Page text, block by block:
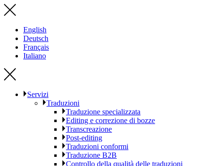
English
Deutsch
Français
Italiano
Servizi
Traduzioni
Traduzione specializzata
Editing e correzione di bozze
Transcreazione
Post-editing
Traduzioni conformi
Traduzione B2B
Controllo della qualità delle traduzioni